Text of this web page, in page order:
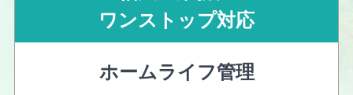
ワンストップ対応
ホームライフ管理